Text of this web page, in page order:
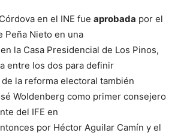
en el INE fue aprobada por el
Peña Nieto en una
en la Casa Presidencial de Los Pinos,
entre los dos para definir
la reforma electoral también
Woldenberg como primer consejero
del IFE en
por Héctor Aguilar Camín y el